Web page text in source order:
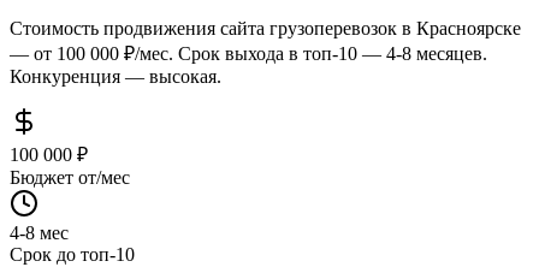
Стоимость продвижения сайта грузоперевозок в Красноярске
— от 100 000 ₽/мес. Срок выхода в топ-10 — 4-8 месяцев.
Конкуренция — высокая.
100 000 ₽
Бюджет от/мес
4-8 мес
Срок до топ-10